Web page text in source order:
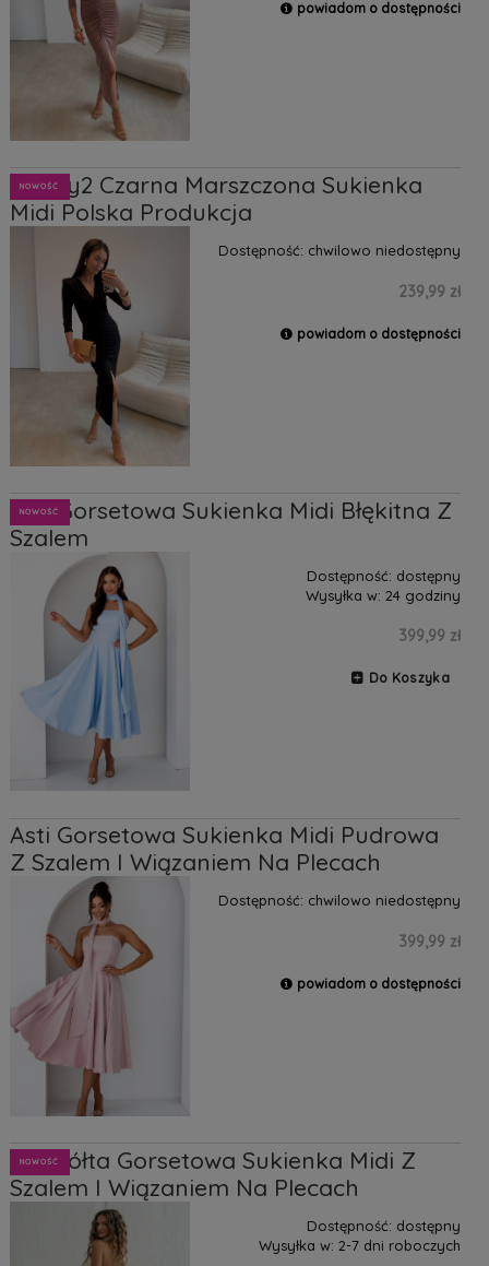
powiadom o dostępności
Classy2 Czarna Marszczona Sukienka
Midi Polska Produkcja
Dostępność: chwilowo niedostępny
239,99 zł
powiadom o dostępności
NOWOŚĆ
Asti Gorsetowa Sukienka Midi Błękitna Z
Szalem
Dostępność: dostępny
Wysyłka w: 24 godziny
399,99 zł
Do Koszyka
NOWOŚĆ
Asti Gorsetowa Sukienka Midi Pudrowa
Z Szalem I Wiązaniem Na Plecach
Dostępność: chwilowo niedostępny
399,99 zł
powiadom o dostępności
Asti żółta Gorsetowa Sukienka Midi Z
Szalem I Wiązaniem Na Plecach
Dostępność: dostępny
Wysyłka w: 2-7 dni roboczych
NOWOŚĆ